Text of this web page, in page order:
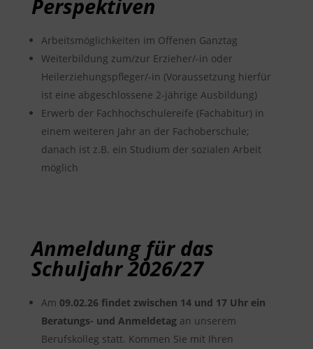
Perspektiven
Arbeitsmöglichkeiten im Offenen Ganztag
Weiterbildung zum/zur Erzieher/-in oder
Heilerziehungspfleger/-in (Voraussetzung hierfür
ist eine abgeschlossene 2-jährige Ausbildung)
Erwerb der Fachhochschulereife (Fachabitur) in
einem weiteren Jahr an der Fachoberschule;
danach ist z.B. ein Studium der sozialen Arbeit
möglich
Anmeldung für das
Schuljahr 2026/27
Am 09.02.26 findet zwischen 14 und 17 Uhr ein
Beratungs- und Anmeldetag an unserem
Berufskolleg statt. Kommen Sie mit Ihren